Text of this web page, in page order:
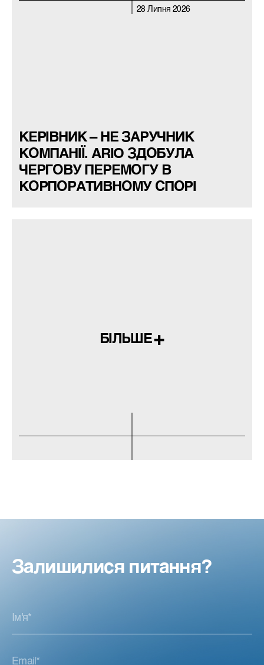
28 Липня 2026
КЕРІВНИК – НЕ ЗАРУЧНИК
КОМПАНІЇ. ARIO ЗДОБУЛА
ЧЕРГОВУ ПЕРЕМОГУ В
КОРПОРАТИВНОМУ СПОРІ
БІЛЬШЕ
Залишилися питання?